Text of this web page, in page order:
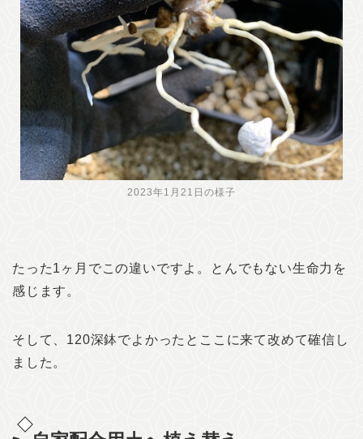
2023年1月21日の様子
たった1ヶ月でこの違いですよ。とんでもない生命力を
感じます。
そして、120深鉢でよかったとここに来て改めて確信し
ました。